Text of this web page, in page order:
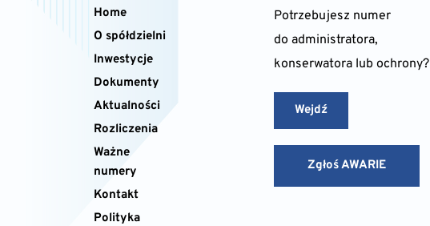
Home
O spółdzielni
Inwestycje
Dokumenty
Aktualności
Rozliczenia
Ważne
numery
Kontakt
Polityka
Potrzebujesz numer
do administratora,
konserwatora lub ochrony?
Wejdź
Zgłoś AWARIE